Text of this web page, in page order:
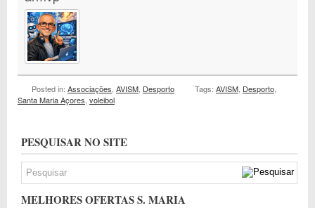
Posted in: Associações AVISM Desporto Tags: AVISM Desporto
Santa Maria Açores voleibol
PESQUISAR NO SITE
MELHORES OFERTAS S. MARIA